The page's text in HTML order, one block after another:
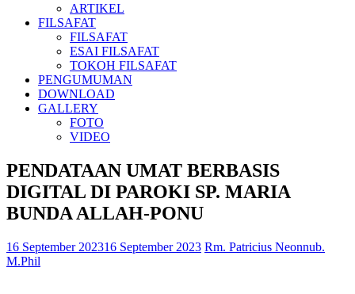
ARTIKEL
FILSAFAT
FILSAFAT
ESAI FILSAFAT
TOKOH FILSAFAT
PENGUMUMAN
DOWNLOAD
GALLERY
FOTO
VIDEO
PENDATAAN UMAT BERBASIS
DIGITAL DI PAROKI SP. MARIA
BUNDA ALLAH-PONU
16 September 202316 September 2023 Rm. Patricius Neonnub.
M.Phil